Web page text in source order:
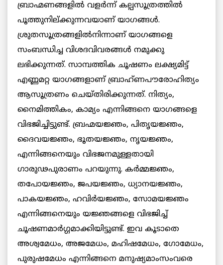
ബ്രാഹ്മണങ്ങളില്‍ വളര്‍ന്ന് കല്പസൂത്രത്തില്‍
പൂത്തുനില്ക്കുന്നവയാണ് യാഗങ്ങള്‍.
ശ്രുതസൂത്രങ്ങളില്‍നിന്നാണ് യാഗങ്ങളെ
സംബന്ധിച്ച വിശദവിവരങ്ങള്‍ നമുക്കു
ലഭിക്കുന്നത്. സാമ്പത്തിക ചൂഷണം ലക്ഷ്യമിട്ട്
എണ്ണമറ്റ യാഗങ്ങളാണ് ബ്രാഹ്ണപൗരോഹിത്യം
ആസൂത്രണം ചെയ്തിരിക്കുന്നത്. നിത്യം,
നൈമിത്തികം, കാമ്യം എന്നിങ്ങനെ യാഗങ്ങളെ
വിഭജിച്ചിട്ടുണ്ട്. ബ്രഹ്മയജ്ഞം, പിതൃയജ്ഞം,
ദൈവയജ്ഞം, ഭൂതയജ്ഞം, നൃയജ്ഞം,
എന്നിങ്ങനെയും വിഭജനമുള്ളതായി
ഗാരുഢപുരാണം പറയുന്നു. കര്‍മ്മജ്ഞം,
തപോയജ്ഞം, ജപയജ്ഞം, ധ്യാനയജ്ഞം,
പാകയജ്ഞം, ഹവിര്‍യജ്ഞം, സോമയജ്ഞം
എന്നിങ്ങനെയും യജ്ഞങ്ങളെ വിഭജിച്ച്
ചൂഷണമാര്‍ഗ്ഗമാക്കിയിട്ടുണ്ട്. ഇവ കൂടാതെ
അശ്വമേധം, അജമേധം, മഹിഷമേധം, ഗോമേധം,
പുരുഷമേധം എന്നിങ്ങനെ മനുഷ്യമാംസംവരെ